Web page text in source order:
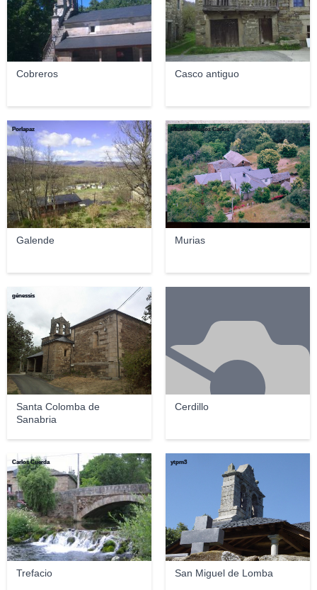
Cobreros Casco antiguo
Galende
Porlapaz
Murias
Ricardo Muñoz Carlos
Santa Colomba de
Sanabria
génessis
Cerdillo
Trefacio
Carlos Cuerda
San Miguel de Lomba
ytpm3